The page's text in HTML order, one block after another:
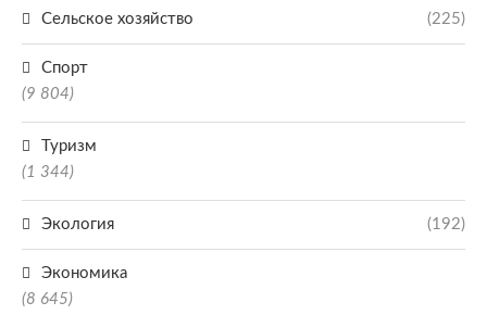
Сельское хозяйство (225)
Спорт
(9 804)
Туризм
(1 344)
Экология (192)
Экономика
(8 645)